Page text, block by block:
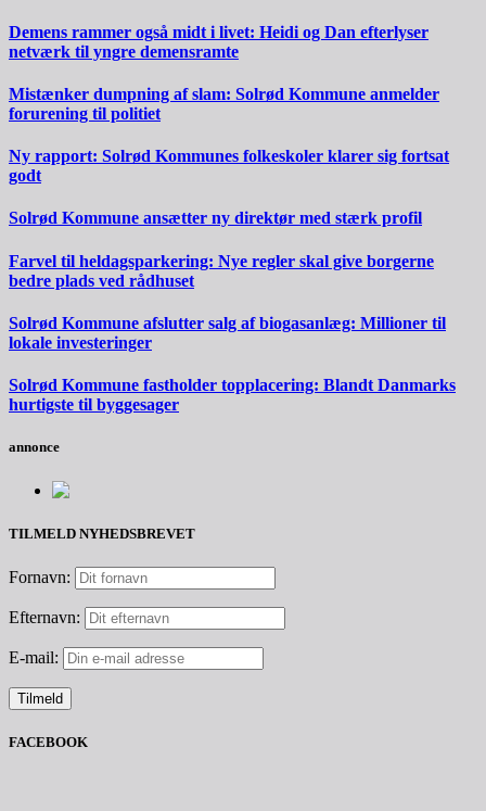
Demens rammer også midt i livet: Heidi og Dan efterlyser
netværk til yngre demensramte
Mistænker dumpning af slam: Solrød Kommune anmelder
forurening til politiet
Ny rapport: Solrød Kommunes folkeskoler klarer sig fortsat
godt
Solrød Kommune ansætter ny direktør med stærk profil
Farvel til heldagsparkering: Nye regler skal give borgerne
bedre plads ved rådhuset
Solrød Kommune afslutter salg af biogasanlæg: Millioner til
lokale investeringer
Solrød Kommune fastholder topplacering: Blandt Danmarks
hurtigste til byggesager
annonce
TILMELD NYHEDSBREVET
Fornavn:
Efternavn:
E-mail:
FACEBOOK